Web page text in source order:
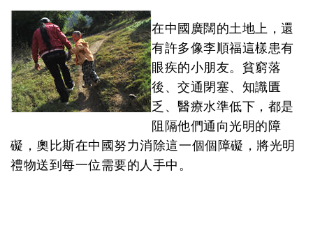
在中國廣闊的土地上，還
有許多像李順福這樣患有
眼疾的小朋友。貧窮落
後、交通閉塞、知識匱
乏、醫療水準低下，都是
阻隔他們通向光明的障
礙，奧比斯在中國努力消除這一個個障礙，將光明
禮物送到每一位需要的人手中。